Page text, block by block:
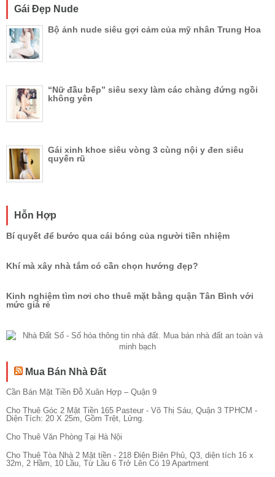
Gái Đẹp Nude
Bộ ảnh nude siêu gợi cảm của mỹ nhân Trung Hoa
“Nữ đầu bếp” siêu sexy làm các chàng đứng ngồi
không yên
Gái xinh khoe siêu vòng 3 cùng nội y đen siêu
quyến rũ
Hỗn Hợp
Bí quyết để bước qua cái bóng của người tiền nhiệm
Khí mà xây nhà tắm có cần chọn hướng đẹp?
Kinh nghiệm tìm nơi cho thuê mặt bằng quận Tân Bình với
mức giá rẻ
Mua Bán Nhà Đất
Cần Bán Mặt Tiền Đỗ Xuân Hợp – Quận 9
Cho Thuê Góc 2 Mặt Tiền 165 Pasteur - Võ Thị Sáu, Quận 3 TPHCM -
Diện Tích: 20 X 25m, Gồm Trệt, Lửng.
Cho Thuê Văn Phòng Tại Hà Nội
Cho Thuê Tòa Nhà 2 Mặt tiền - 218 Điện Biên Phủ, Q3, diện tích 16 x
32m, 2 Hầm, 10 Lầu, Từ Lầu 6 Trở Lên Có 19 Apartment